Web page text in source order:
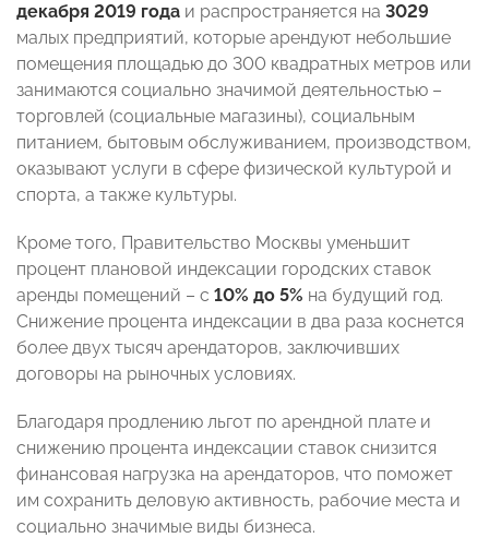
декабря 2019 года и распространяется на 3029
малых предприятий, которые арендуют небольшие
помещения площадью до 300 квадратных метров или
занимаются социально значимой деятельностью –
торговлей (социальные магазины), социальным
питанием, бытовым обслуживанием, производством,
оказывают услуги в сфере физической культурой и
спорта, а также культуры.
Кроме того, Правительство Москвы уменьшит
процент плановой индексации городских ставок
аренды помещений – с 10% до 5% на будущий год.
Снижение процента индексации в два раза коснется
более двух тысяч арендаторов, заключивших
договоры на рыночных условиях.
Благодаря продлению льгот по арендной плате и
снижению процента индексации ставок снизится
финансовая нагрузка на арендаторов, что поможет
им сохранить деловую активность, рабочие места и
социально значимые виды бизнеса.